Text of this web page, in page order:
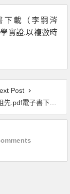
下載（李嗣涔
實證,以複數時
Post
（焦大衛 著）：一個臺灣鄉村的民間信仰